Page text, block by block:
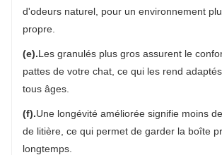
d'odeurs naturel, pour un environnement
propre.
(e).Les granulés plus gros assurent le
pattes de votre chat, ce qui les rend
tous âges.
(f).Une longévité améliorée signifie moins
de litière, ce qui permet de garder la boîte
longtemps.